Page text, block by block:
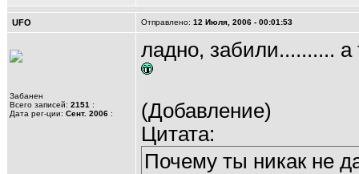
UFO Отправлено: 12 Июля, 2006 - 00:01:53
Забанен
Всего записей: 2151 :
Дата рег-ции: Сент. 2006 :
ладно, забили..........
(Добавление)
Цитата:
Почему ты никак не